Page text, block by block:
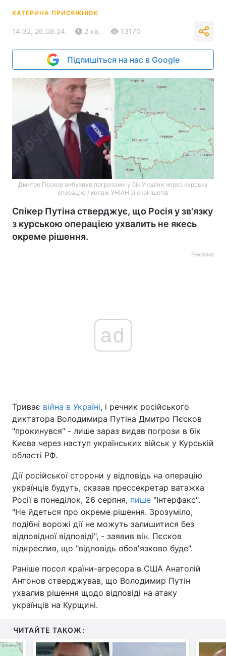
КАТЕРИНА ПРИСЯЖНЮК
14:32, 26.08.24 2 хв. 13170
Підпишіться на нас в Google
Дмитро Пєсков вибухнув погрозами у бік України через курську
операцію / колаж УНІАН зі скріншотів
Спікер Путіна стверджує, що Росія у зв'язку
з курською операцією ухвалить не якесь
окреме рішення.
Реклама
ad
Триває війна в Україні, і речник російського
диктатора Володимира Путіна Дмитро Пєсков
"прокинувся" - лише зараз видав погрози в бік
Києва через наступ українських військ у Курській
області РФ.
Дії російської сторони у відповідь на операцію
українців будуть, сказав прессекретар ватажка
Росії в понеділок, 26 серпня, пише "Інтерфакс".
"Не йдеться про окреме рішення. Зрозуміло,
подібні ворожі дії не можуть залишитися без
відповідної відповіді", - заявив він. Пєсков
підкреслив, що "відповідь обов'язково буде".
Раніше посол країни-агресора в США Анатолій
Антонов стверджував, що Володимир Путін
ухвалив рішення щодо відповіді на атаку
українців на Курщині.
ЧИТАЙТЕ ТАКОЖ: